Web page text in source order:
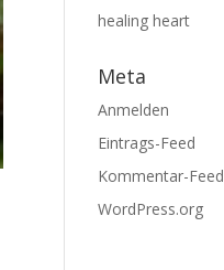
healing heart
Meta
Anmelden
Eintrags-Feed
Kommentar-Feed
WordPress.org